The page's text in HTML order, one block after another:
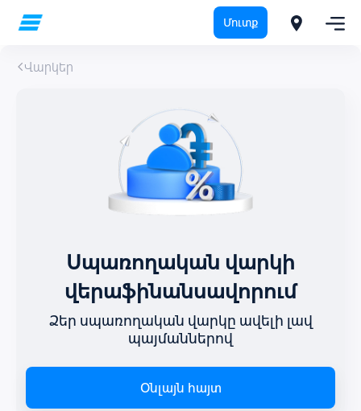
Մուտք
Վարկեր
Սպառողական վարկի
վերաֆինանսավորում
Ձեր սպառողական վարկը ավելի լավ
պայմաններով
Օնլայն հայտ